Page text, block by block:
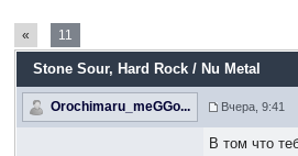
« 11
Stone Sour, Hard Rock / Nu Metal
Orochimaru_meGGo... Вчера, 9:41
В том что